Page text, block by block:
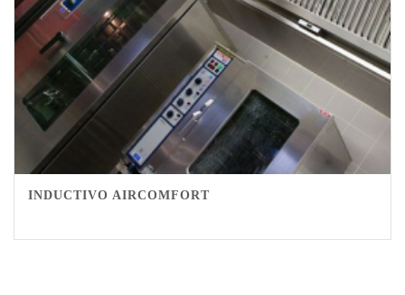
INDUCTIVO AIRCOMFORT